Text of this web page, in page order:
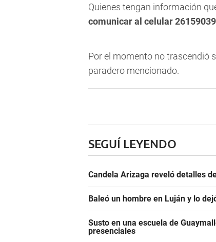
Quienes tengan información
comunicar al celular
Por el momento no trascendió
paradero mencionado.
SEGUÍ LEYENDO
Candela Arizaga reveló detalles
Baleó un hombre en Luján y lo
Susto en una escuela de
presenciales